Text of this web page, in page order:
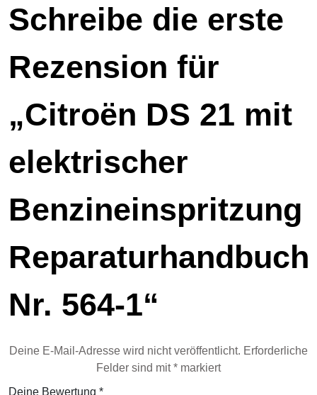
Schreibe die erste
Rezension für
„Citroën DS 21 mit
elektrischer
Benzineinspritzung
Reparaturhandbuch
Nr. 564-1“
Deine E-Mail-Adresse wird nicht veröffentlicht. Erforderliche
Felder sind mit* markiert
Deine Bewertung *